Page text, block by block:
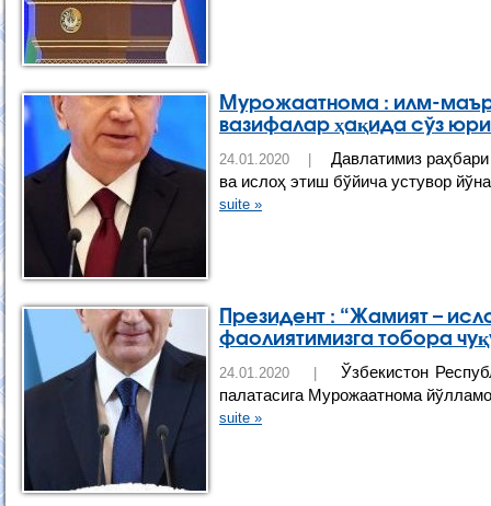
Мурожаатнома : илм-
вазифалар ҳақида сўз
24.01.2020 |
Давлатимиз
ва ислоҳ этиш бўйича устувор
suite »
Президент : “Жамият –
фаолиятимизга тобора
24.01.2020 |
Ўзбекистон
палатасига Мурожаатнома
suite »